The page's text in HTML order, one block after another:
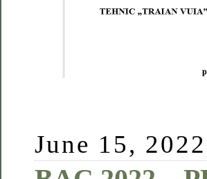
June 15, 2022